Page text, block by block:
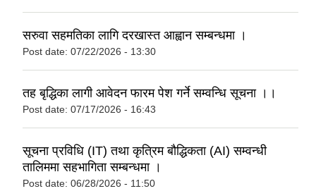
सरुवा सहमतिका लागि दरखास्त आह्वान सम्बन्धमा ।
Post date: 07/22/2026 - 13:30
तह बृद्धिका लागी आवेदन फारम पेश गर्ने सम्वन्धि सूचना ।।
Post date: 07/17/2026 - 16:43
सूचना प्रविधि (IT) तथा कृत्रिम बौद्धिकता (AI) सम्वन्धी
तालिममा सहभागिता सम्बन्धमा ।
Post date: 06/28/2026 - 11:50